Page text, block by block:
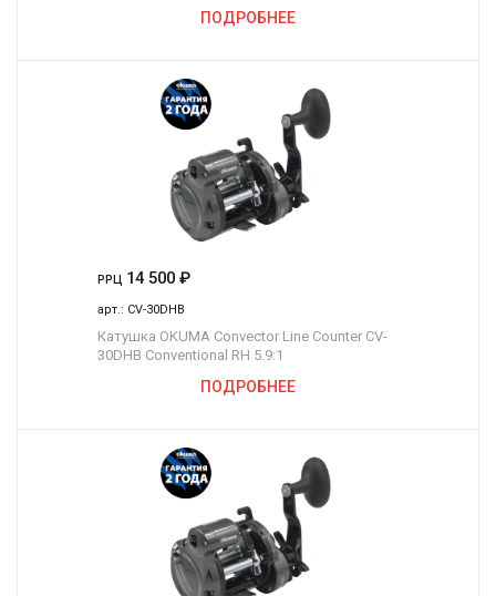
ПОДРОБНЕЕ
РРЦ 14 500 ₽
арт.: CV-30DHB
Катушка OKUMA Convector Line Counter CV-
30DHB Conventional RH 5.9:1
ПОДРОБНЕЕ